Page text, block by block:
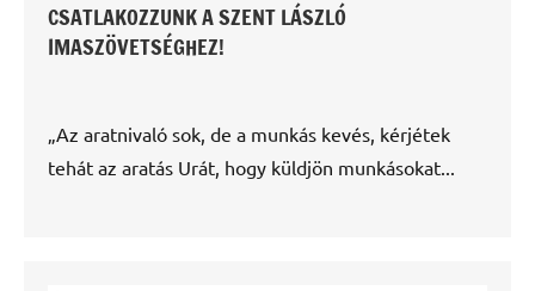
CSATLAKOZZUNK A SZENT LÁSZLÓ
IMASZÖVETSÉGHEZ!
„Az aratnivaló sok, de a munkás kevés, kérjétek
tehát az aratás Urát, hogy küldjön munkásokat...